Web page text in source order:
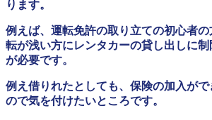
ります。
例えば、運転免許の取り立ての初心者
転が浅い方にレンタカーの貸し出しに
が必要です。
例え借りれたとしても、保険の加入が
ので気を付けたいところです。